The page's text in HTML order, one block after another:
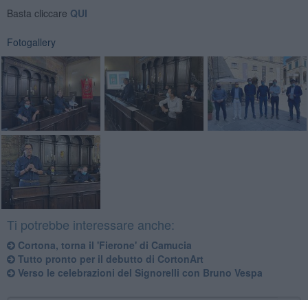
Basta cliccare QUI
Fotogallery
Ti potrebbe interessare anche:
​Cortona, torna il 'Fierone' di Camucia
Tutto pronto per il debutto di CortonArt
Verso le celebrazioni del Signorelli con Bruno Vespa